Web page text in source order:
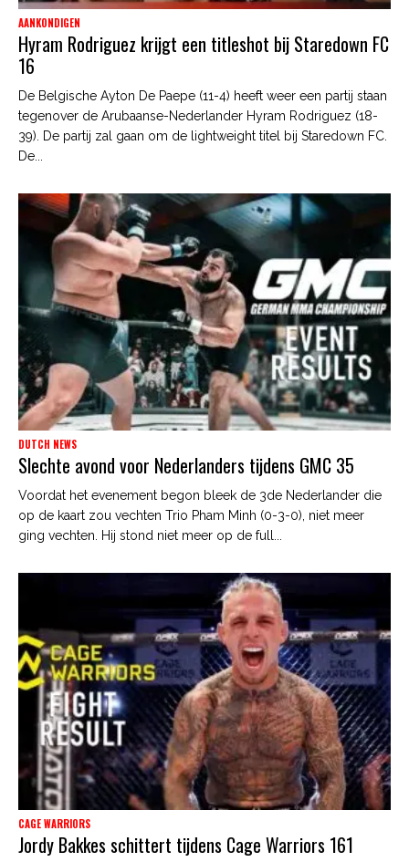
AANKONDIGEN
Hyram Rodriguez krijgt een titleshot bij Staredown FC
16
De Belgische Ayton De Paepe (11-4) heeft weer een partij staan
tegenover de Arubaanse-Nederlander Hyram Rodriguez (18-
39). De partij zal gaan om de lightweight titel bij Staredown FC.
De...
DUTCH NEWS
Slechte avond voor Nederlanders tijdens GMC 35
Voordat het evenement begon bleek de 3de Nederlander die
op de kaart zou vechten Trio Pham Minh (0-3-0), niet meer
ging vechten. Hij stond niet meer op de full...
CAGE WARRIORS
Jordy Bakkes schittert tijdens Cage Warriors 161